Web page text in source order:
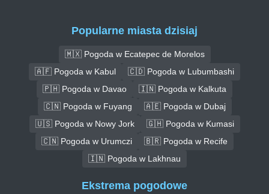
Popularne miasta dzisiaj
🇲🇽 Pogoda w Ecatepec de Morelos
🇦🇫 Pogoda w Kabul
🇨🇩 Pogoda w Lubumbashi
🇵🇭 Pogoda w Davao
🇮🇳 Pogoda w Kalkuta
🇨🇳 Pogoda w Fuyang
🇦🇪 Pogoda w Dubaj
🇺🇸 Pogoda w Nowy Jork
🇬🇭 Pogoda w Kumasi
🇨🇳 Pogoda w Urumczi
🇧🇷 Pogoda w Recife
🇮🇳 Pogoda w Lakhnau
Ekstrema pogodowe